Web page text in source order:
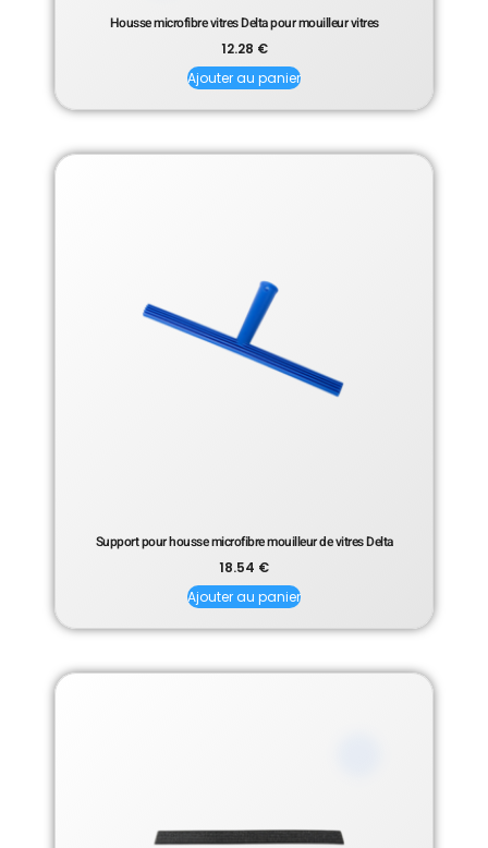
Housse microfibre vitres Delta pour mouilleur vitres
12.28 €
Ajouter au panier
Support pour housse microfibre mouilleur de vitres Delta
18.54 €
Ajouter au panier